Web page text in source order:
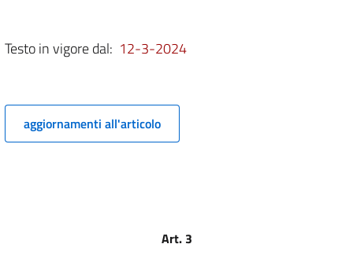
Testo in vigore dal: 12-3-2024
aggiornamenti all'articolo
Art. 3